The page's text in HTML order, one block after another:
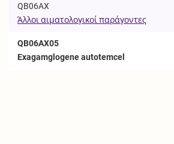
QB06AX
Άλλοι αιματολογικοί παράγοντες
QB06AX05
Exagamglogene autotemcel